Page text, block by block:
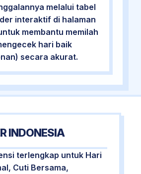
melalui tabel
interaktif di halaman
membantu memilah
hari baik
secara akurat.
INDONESIA
terlengkap untuk Hari
Cuti Bersama,